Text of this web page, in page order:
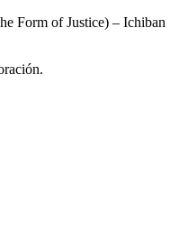
Form of Justice) – Ichiban